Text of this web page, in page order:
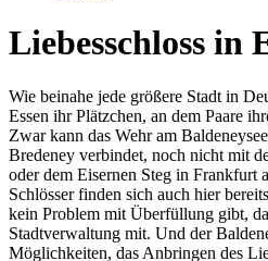
Liebesschloss in
Wie beinahe jede größere Stadt in
Essen ihr Plätzchen, an dem Paare
Zwar kann das Wehr am
Bredeney verbindet, noch nicht mit
oder dem Eisernen Steg in Frankfurt
Schlösser finden sich auch hier
kein Problem mit Überfüllung gibt,
Stadtverwaltung mit. Und der
Möglichkeiten, das Anbringen des